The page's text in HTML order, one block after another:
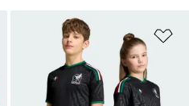
Añadir a la lista de deseos